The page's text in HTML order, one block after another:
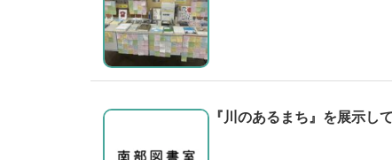
『川のあるまち』を展示し